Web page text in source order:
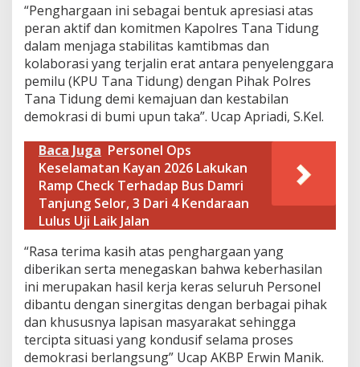
“Penghargaan ini sebagai bentuk apresiasi atas
peran aktif dan komitmen Kapolres Tana Tidung
dalam menjaga stabilitas kamtibmas dan
kolaborasi yang terjalin erat antara penyelenggara
pemilu (KPU Tana Tidung) dengan Pihak Polres
Tana Tidung demi kemajuan dan kestabilan
demokrasi di bumi upun taka”. Ucap Apriadi, S.Kel.
Baca Juga Personel Ops
Keselamatan Kayan 2026 Lakukan
Ramp Check Terhadap Bus Damri
Tanjung Selor, 3 Dari 4 Kendaraan
Lulus Uji Laik Jalan
“Rasa terima kasih atas penghargaan yang
diberikan serta menegaskan bahwa keberhasilan
ini merupakan hasil kerja keras seluruh Personel
dibantu dengan sinergitas dengan berbagai pihak
dan khususnya lapisan masyarakat sehingga
tercipta situasi yang kondusif selama proses
demokrasi berlangsung” Ucap AKBP Erwin Manik.